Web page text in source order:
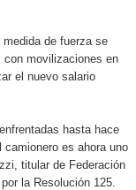
de fuerza se
con movilizaciones en
el nuevo salario
hasta hace
es ahora uno
titular de Federación
la Resolución 125.